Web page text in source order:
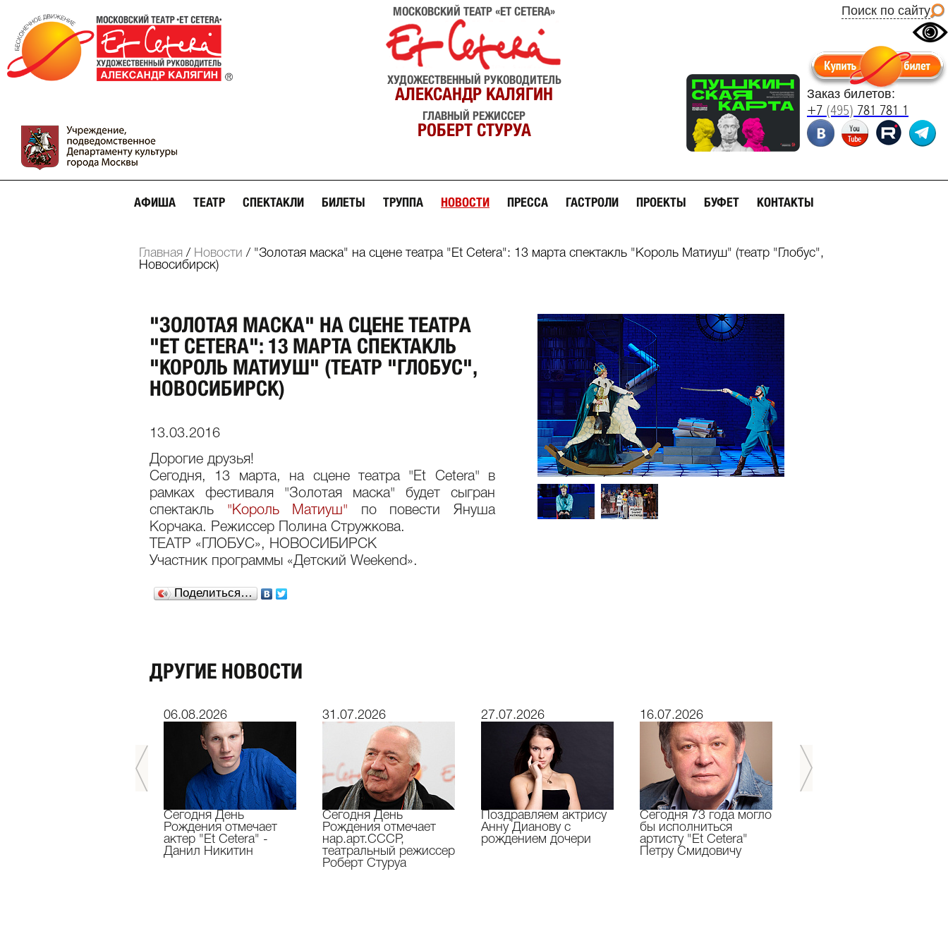
Поиск по сайту
Заказ билетов:
+7 (495) 781 781 1
МОСКОВСКИЙ ТЕАТР «ET CETERA»
ХУДОЖЕСТВЕННЫЙ РУКОВОДИТЕЛЬ
АЛЕКСАНДР КАЛЯГИН
ГЛАВНЫЙ РЕЖИССЕР
РОБЕРТ СТУРУА
АФИША ТЕАТР СПЕКТАКЛИ БИЛЕТЫ ТРУППА НОВОСТИ ПРЕССА ГАСТРОЛИ ПРОЕКТЫ БУФЕТ КОНТАКТЫ
Главная / Новости / "Золотая маска" на сцене театра "Et Cetera": 13 марта спектакль "Король Матиуш" (театр "Глобус",
Новосибирск)
"ЗОЛОТАЯ МАСКА" НА СЦЕНЕ ТЕАТРА
"ET CETERA": 13 МАРТА СПЕКТАКЛЬ
"КОРОЛЬ МАТИУШ" (ТЕАТР "ГЛОБУС",
НОВОСИБИРСК)
13.03.2016
Дорогие друзья!
Сегодня, 13 марта, на сцене театра "Et Cetera" в
рамках фестиваля "Золотая маска" будет сыгран
спектакль "Король Матиуш" по повести Януша
Корчака. Режиссер Полина Стружкова.
ТЕАТР «ГЛОБУС», НОВОСИБИРСК
Участник программы «Детский Weekend».
Поделиться…
ДРУГИЕ НОВОСТИ
06.08.2026
Сегодня День
Рождения отмечает
актер "Et Cetera" -
Данил Никитин
31.07.2026
Сегодня День
Рождения отмечает
нар.арт.СССР,
театральный режиссер
Роберт Стуруа
27.07.2026
Поздравляем актрису
Анну Дианову с
рождением дочери
16.07.2026
Сегодня 73 года могло
бы исполниться
артисту "Et Cetera"
Петру Смидовичу